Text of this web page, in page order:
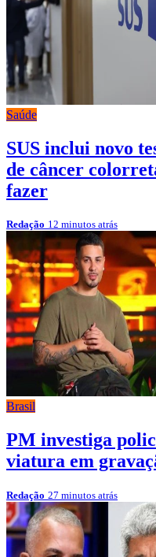
Saúde
SUS inclui novo
de câncer
fazer
Redação 12 minutos atrás
Brasil
PM investiga
viatura em
Redação 27 minutos atrás